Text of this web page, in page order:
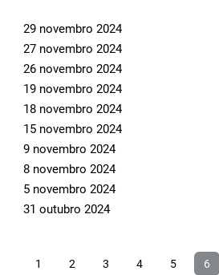
29 novembro 2024
27 novembro 2024
26 novembro 2024
19 novembro 2024
18 novembro 2024
15 novembro 2024
9 novembro 2024
8 novembro 2024
5 novembro 2024
31 outubro 2024
1 2 3 4 5 6